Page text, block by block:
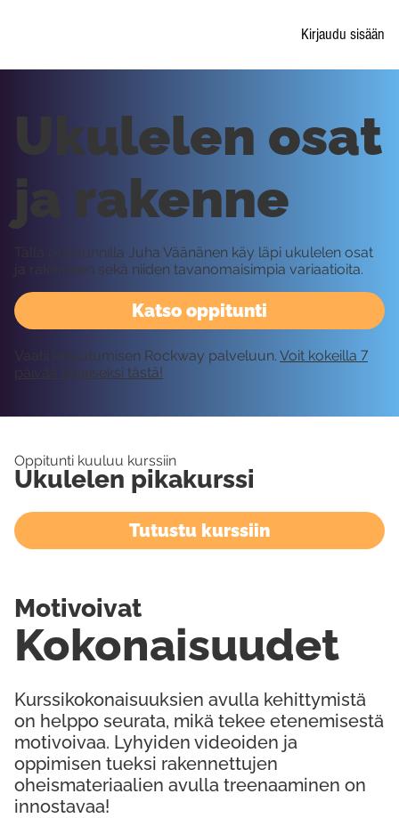
Kirjaudu sisään
Katso oppitunti
Ukulelen osat
ja rakenne
Tällä oppitunnilla Juha Väänänen käy läpi ukulelen osat
ja rakenteen sekä niiden tavanomaisimpia variaatioita.
Vaatii kirjautumisen Rockway palveluun. Voit kokeilla 7
päivää ilmaiseksi tästä!
Oppitunti kuuluu kurssiin
Ukulelen pikakurssi
Tutustu kurssiin
Kurssikokonaisuuksien avulla kehittymistä
on helppo seurata, mikä tekee etenemisestä
motivoivaa. Lyhyiden videoiden ja
oppimisen tueksi rakennettujen
oheismateriaalien avulla treenaaminen on
innostavaa!
Kokonaisuudet
Motivoivat